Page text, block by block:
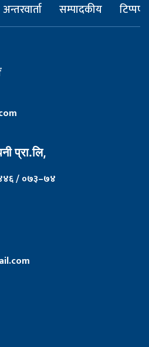
अन्तरवार्ता सम्पादकीय टिप्पणी
प्रा.लि,
/ ०७३–७४